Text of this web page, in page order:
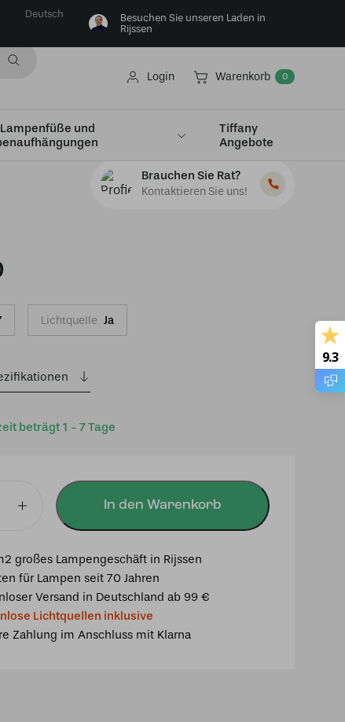
Deutsch
Besuchen Sie unseren Laden in
Rijssen
Login Warenkorb 0
und
Tiffany
Angebote
Brauchen Sie Rat?
Kontaktieren Sie uns!
beträgt 1 - 7 Tage
Lichtquelle Ja
In den Warenkorb
großes Lampengeschäft in Rijssen
für Lampen seit 70 Jahren
Versand in Deutschland ab 99 €
Lichtquellen inklusive
Zahlung im Anschluss mit Klarna
9.3